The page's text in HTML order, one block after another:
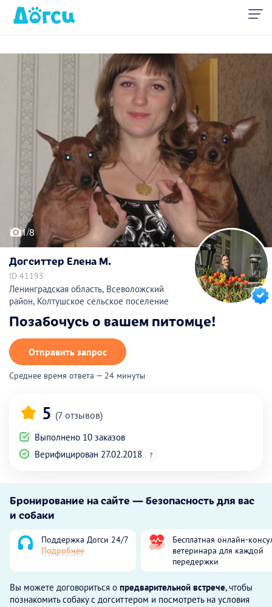
1/8
Догситтер Елена М.
ID 41193
Ленинградская область, Всеволожский
район, Колтушское сельское поселение
Позабочусь о вашем питомце!
Отправить запрос
Среднее время ответа — 24 минуты
5 (7 отзывов)
Выполнено 10 заказов
Верифицирован 27.02.2018
?
Бронирование на сайте — безопасность для вас
и собаки
Поддержка Догси 24/7
Подробнее
Бесплатная онлайн-
ветеринара для каждой
передержки
Вы можете договориться о предварительной встрече, чтобы
познакомить собаку с догситтером и посмотреть на условия